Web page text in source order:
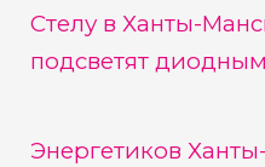
Стелу в Ханты-
подсветят
Энергетиков